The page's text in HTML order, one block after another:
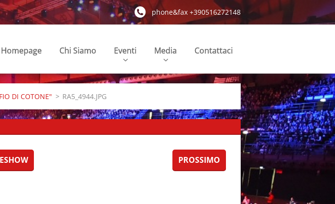
phone&fax +390516272148
Homepage Chi Siamo Eventi Media Contattaci
DI COTONE" > RA5_4944.JPG
PROSSIMO